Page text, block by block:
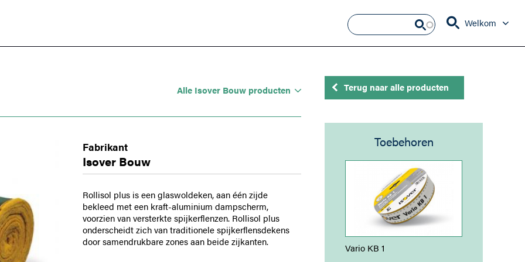
Welkom
Alle Isover Bouw producten
Fabrikant
Isover Bouw
Rollisol plus is een glaswoldeken, aan één zijde
bekleed met een kraft-aluminium dampscherm,
voorzien van versterkte spijkerflenzen. Rollisol plus
onderscheidt zich van traditionele spijkerflensdekens
door samendrukbare zones aan beide zijkanten.
Terug naar alle producten
Toebehoren
Vario KB 1